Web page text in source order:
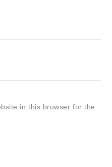
in this browser for the